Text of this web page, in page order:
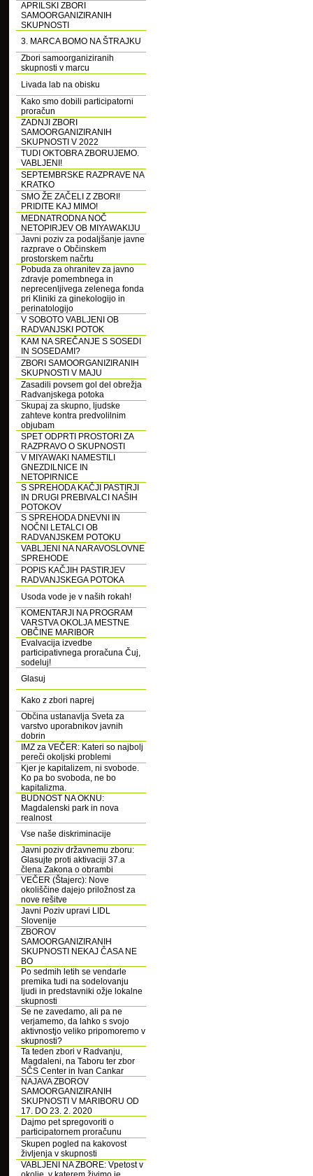
APRILSKI ZBORI
SAMOORGANIZIRANIH
SKUPNOSTI
3. MARCA BOMO NA ŠTRAJKU
Zbori samoorganiziranih
skupnosti v marcu
Livada lab na obisku
Kako smo dobili participatorni
proračun
ZADNJI ZBORI
SAMOORGANIZIRANIH
SKUPNOSTI V 2022
TUDI OKTOBRA ZBORUJEMO.
VABLJENI!
SEPTEMBRSKE RAZPRAVE NA
KRATKO
SMO ŽE ZAČELI Z ZBORI!
PRIDITE KAJ MIMO!
MEDNATRODNA NOČ
NETOPIRJEV OB MIYAWAKIJU
Javni poziv za podaljšanje javne
razprave o Občinskem
prostorskem načrtu
Pobuda za ohranitev za javno
zdravje pomembnega in
neprecenljivega zelenega fonda
pri Kliniki za ginekologijo in
perinatologijo
V SOBOTO VABLJENI OB
RADVANJSKI POTOK
KAM NA SREČANJE S SOSEDI
IN SOSEDAMI?
ZBORI SAMOORGANIZIRANIH
SKUPNOSTI V MAJU
Zasadili povsem gol del obrežja
Radvanjskega potoka
Skupaj za skupno, ljudske
zahteve kontra predvolilnim
objubam
SPET ODPRTI PROSTORI ZA
RAZPRAVO O SKUPNOSTI
V MIYAWAKI NAMESTILI
GNEZDILNICE IN
NETOPIRNICE
S SPREHODA KAČJI PASTIRJI
IN DRUGI PREBIVALCI NAŠIH
POTOKOV
S SPREHODA DNEVNI IN
NOČNI LETALCI OB
RADVANJSKEM POTOKU
VABLJENI NA NARAVOSLOVNE
SPREHODE
POPIS KAČJIH PASTIRJEV
RADVANJSKEGA POTOKA
Usoda vode je v naših rokah!
KOMENTARJI NA PROGRAM
VARSTVA OKOLJA MESTNE
OBČINE MARIBOR
Evalvacija izvedbe
participativnega proračuna Čuj,
sodeluj!
Glasuj
Kako z zbori naprej
Občina ustanavlja Sveta za
varstvo uporabnikov javnih
dobrin
IMZ za VEČER: Kateri so najbolj
pereči okoljski problemi
Kjer je kapitalizem, ni svobode.
Ko pa bo svoboda, ne bo
kapitalizma.
BUDNOST NA OKNU:
Magdalenski park in nova
realnost
Vse naše diskriminacije
Javni poziv državnemu zboru:
Glasujte proti aktivaciji 37.a
člena Zakona o obrambi
VEČER (Štajerc): Nove
okoliščine dajejo priložnost za
nove rešitve
Javni Poziv upravi LIDL
Slovenije
ZBOROV
SAMOORGANIZIRANIH
SKUPNOSTI NEKAJ ČASA NE
BO
Po sedmih letih se vendarle
premika tudi na sodelovanju
ljudi in predstavniki ožje lokalne
skupnosti
Se ne zavedamo, ali pa ne
verjamemo, da lahko s svojo
aktivnostjo veliko pripomoremo v
skupnosti?
Ta teden zbori v Radvanju,
Magdaleni, na Taboru ter zbor
SČS Center in Ivan Cankar
NAJAVA ZBOROV
SAMOORGANIZIRANIH
SKUPNOSTI V MARIBORU OD
17. DO 23. 2. 2020
Dajmo pet spregovoriti o
participatornem proračunu
Skupen pogled na kakovost
življenja v skupnosti
VABLJENI NA ZBORE: Vpetost v